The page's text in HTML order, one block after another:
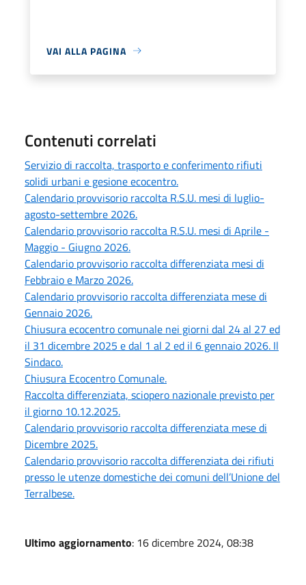
VAI ALLA PAGINA
Contenuti correlati
Servizio di raccolta, trasporto e conferimento rifiuti
solidi urbani e gesione ecocentro.
Calendario provvisorio raccolta R.S.U. mesi di luglio-
agosto-settembre 2026.
Calendario provvisorio raccolta R.S.U. mesi di Aprile -
Maggio - Giugno 2026.
Calendario provvisorio raccolta differenziata mesi di
Febbraio e Marzo 2026.
Calendario provvisorio raccolta differenziata mese di
Gennaio 2026.
Chiusura ecocentro comunale nei giorni dal 24 al 27 ed
il 31 dicembre 2025 e dal 1 al 2 ed il 6 gennaio 2026. Il
Sindaco.
Chiusura Ecocentro Comunale.
Raccolta differenziata, sciopero nazionale previsto per
il giorno 10.12.2025.
Calendario provvisorio raccolta differenziata mese di
Dicembre 2025.
Calendario provvisorio raccolta differenziata dei rifiuti
presso le utenze domestiche dei comuni dell’Unione del
Terralbese.
Ultimo aggiornamento: 16 dicembre 2024, 08:38